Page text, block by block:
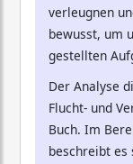
verleugnen
bewusst, um
gestellten
Der Analyse
Flucht- und
Buch. Im
beschreibt